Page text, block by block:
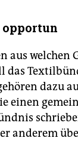
opportun
aus welchen
das
dazu
einen
anderem